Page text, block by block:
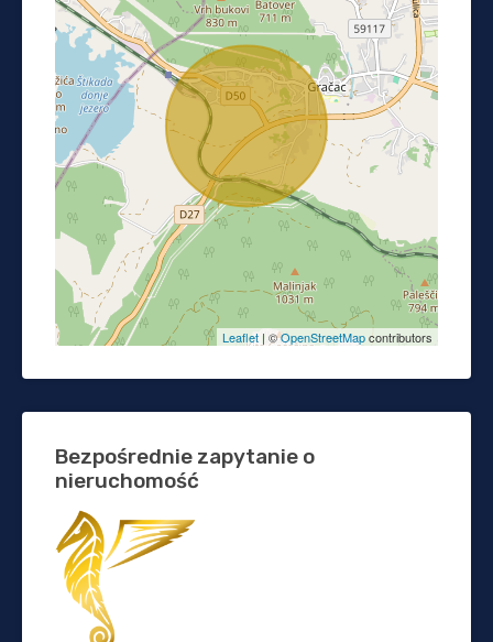
Leaflet | ©OpenStreetMapcontributors
Bezpośrednie zapytanie o
nieruchomość